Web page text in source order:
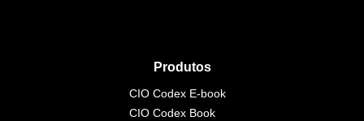
Produtos
CIO Codex E-book
CIO Codex Book